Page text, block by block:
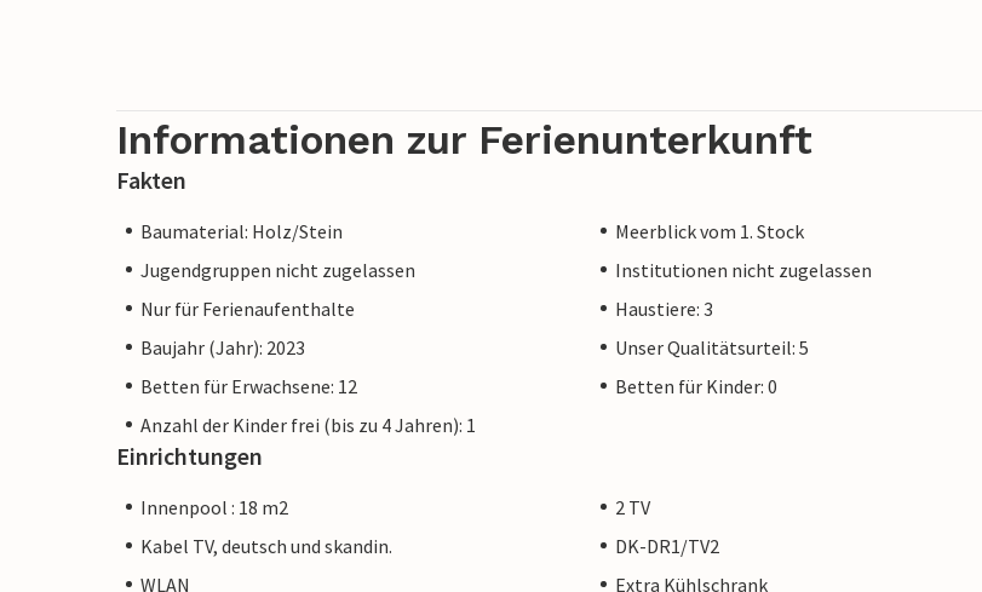
Informationen zur Ferienunterkunft
Fakten
Baumaterial: Holz/Stein
Meerblick vom 1. Stock
Jugendgruppen nicht zugelassen
Institutionen nicht zugelassen
Nur für Ferienaufenthalte
Haustiere: 3
Baujahr (Jahr): 2023
Unser Qualitätsurteil: 5
Betten für Erwachsene: 12
Betten für Kinder: 0
Anzahl der Kinder frei (bis zu 4 Jahren): 1
Einrichtungen
Innenpool : 18 m2
2 TV
Kabel TV, deutsch und skandin.
DK-DR1/TV2
WLAN
Extra Kühlschrank